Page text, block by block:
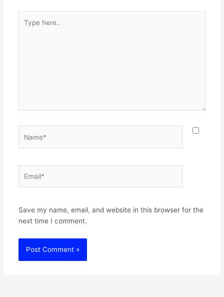
here..
Save my name, email, and website in this browser for the
next time I comment.